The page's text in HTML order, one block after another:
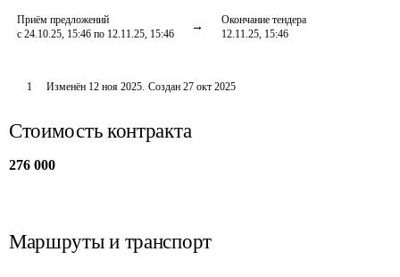
Приём предложений
с 24.10.25, 15:46 по 12.11.25, 15:46
Окончание тендера
12.11.25, 15:46
1 Изменён 12 ноя 2025. Создан 27 окт 2025
Стоимость контракта
276 000
Маршруты и транспорт